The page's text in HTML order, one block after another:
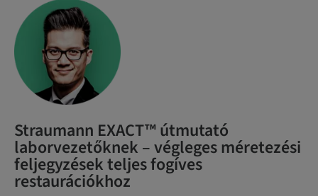
Straumann EXACT™ útmutató
laborvezetőknek – végleges méretezési
feljegyzések teljes fogíves
restaurációkhoz